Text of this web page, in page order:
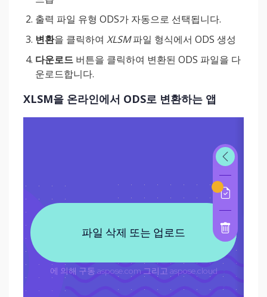
출력 파일 유형 ODS가 자동으로 선택됩니다.
변환을 클릭하여 XLSM파일 형식에서 ODS 생성
다운로드 버튼을 클릭하여 변환된 ODS 파일을 다
운로드합니다.
XLSM을 온라인에서 ODS로 변환하는 앱